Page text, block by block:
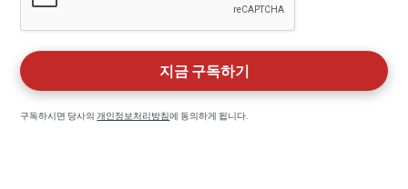
구독하시면 당사의 개인정보처리방침에 동의하게 됩니다.